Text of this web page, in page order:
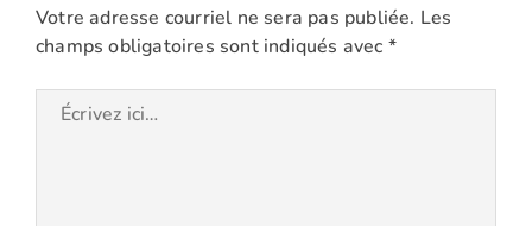
Votre adresse courriel ne sera pas publiée. Les
champs obligatoires sont indiqués avec *
Écrivez